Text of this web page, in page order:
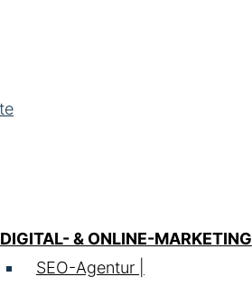
DIGITAL- & ONLINE-MARKETING
SEO-Agentur |